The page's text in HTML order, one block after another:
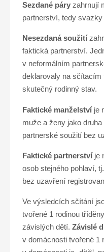
Sezdané páry zahrnují
partnerství, tedy svazky
Nesezdaná soužití
faktická partnerství.
v neformálním
deklarovaly na sčítacím
skutečný rodinný stav.
Faktické manželstvíje
muže a ženy jako
partnerské soužití bez
Faktické partnerstvíje
osob stejného pohlaví,
bez uzavření
Ve výsledcích sčítání
tvořené 1 rodinou
závislých dětí. Závislé
v domácnosti tvořené 1